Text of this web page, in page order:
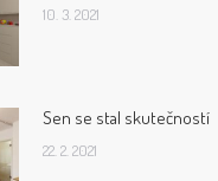
10. 3. 2021
Sen se stal skutečností
22. 2. 2021